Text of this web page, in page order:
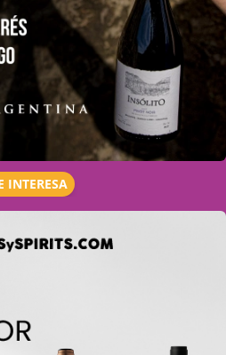
INTERESA